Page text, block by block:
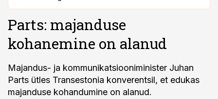
Parts: majanduse
kohanemine on alanud
Majandus- ja kommunikatsiooniminister Juhan
Parts ütles Transestonia konverentsil, et edukas
majanduse kohandumine on alanud.